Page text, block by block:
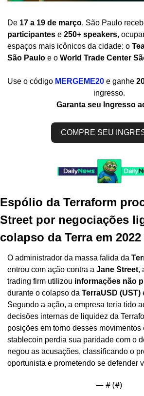
De 17 a 19 de março, São Paulo
participantes e 250+ speakers,
espaços mais icônicos da cidade: o
São Paulo e o World Trade Center
Use o código MERGEME20 e ganhe
ingresso.
Garanta seu Ingresso
COMPRE SEU
Espólio da Terraform
Street por negociações
colapso da Terra em 2022
O administrador da massa falida da
entrou com ação contra a Jane Street,
trading firm utilizou informações não
durante o colapso da TerraUSD (UST)
Segundo a ação, a empresa teria tido
decisões internas de liquidez da
posições em torno desses movimentos
stablecoin perdia sua paridade com o
negou as acusações, classificando o
oportunista e prometendo se defender
— # (#)